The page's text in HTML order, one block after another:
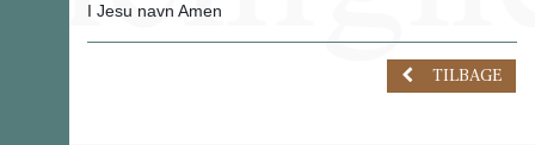
I Jesu navn Amen
TILBAGE